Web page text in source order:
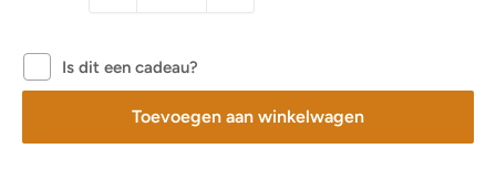
Is dit een cadeau?
Toevoegen aan winkelwagen